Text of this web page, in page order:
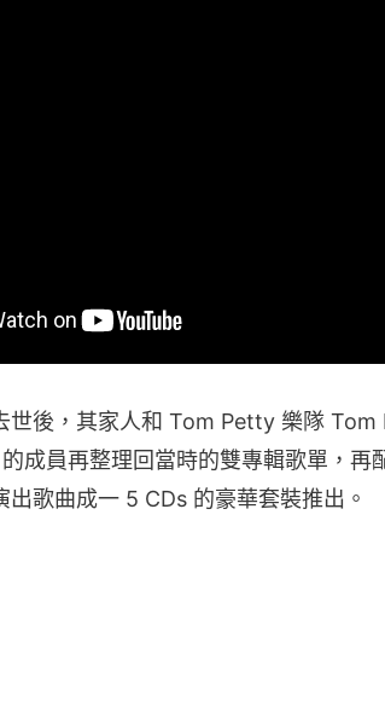
世後，其家人和 Tom Petty 樂隊
成員再整理回當時的雙專輯歌單，再
歌曲成一 5 CDs 的豪華套裝推出。